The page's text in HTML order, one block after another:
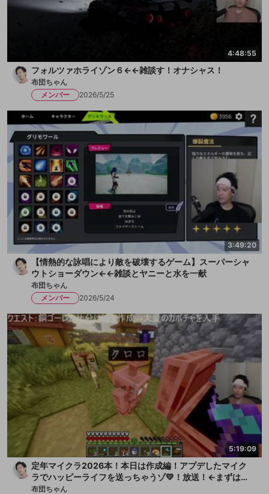
4:48:55
フォルツァホライゾン６←←雑談す！オナシャス！
布団ちゃん
メンバー
2026/5/25
3:49:20
【情熱的な詠唱により敵を破壊するゲーム】スーパーシャ
ウトショーダウン←←雑談とヤニーと水を一献
布団ちゃん
メンバー
2026/5/24
5:19:09
定年マイクラ2026本！本日は作成編！アプデしたマイク
ラでハッピーライフを送っちゃうゾ💛！放送！←まずは水
を一献、そして枇杷ゼリーをちびっと
布団ちゃん